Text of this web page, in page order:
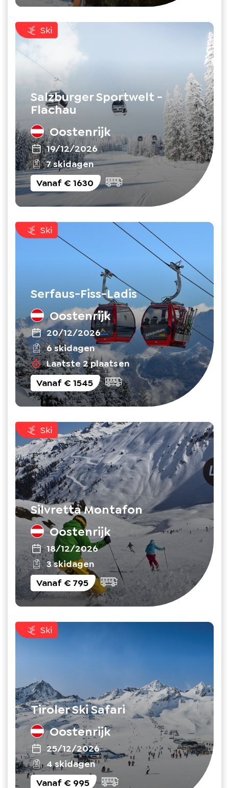
Ski
Salzburger Sportwelt -
Flachau
Oostenrijk
19/12/2026
7 skidagen
Vanaf€ 1630
Ski
Serfaus-Fiss-Ladis
Oostenrijk
20/12/2026
6 skidagen
Laatste 2 plaatsen
Vanaf€ 1545
Ski
Silvretta Montafon
Oostenrijk
18/12/2026
3 skidagen
Vanaf€ 795
Ski
Tiroler Ski Safari
Oostenrijk
25/12/2026
4 skidagen
Vanaf€ 995